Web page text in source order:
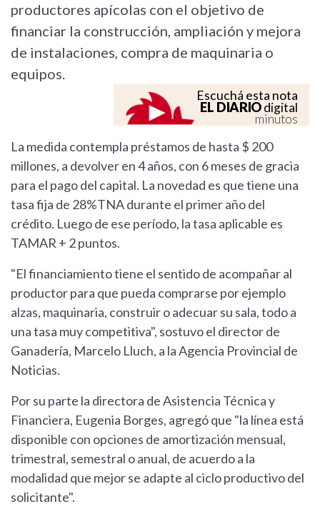
productores apícolas con el objetivo de
financiar la construcción, ampliación y mejora
de instalaciones, compra de maquinaria o
equipos.
Escuchá esta nota
EL DIARIOdigital
minutos
La medida contempla préstamos de hasta $ 200
millones, a devolver en 4 años, con 6 meses de gracia
para el pago del capital. La novedad es que tiene una
tasa fija de 28%TNA durante el primer año del
crédito. Luego de ese período, la tasa aplicable es
TAMAR + 2 puntos.
"El financiamiento tiene el sentido de acompañar al
productor para que pueda comprarse por ejemplo
alzas, maquinaria, construir o adecuar su sala, todo a
una tasa muy competitiva", sostuvo el director de
Ganadería, Marcelo Lluch, a la Agencia Provincial de
Noticias.
Por su parte la directora de Asistencia Técnica y
Financiera, Eugenia Borges, agregó que "la línea está
disponible con opciones de amortización mensual,
trimestral, semestral o anual, de acuerdo a la
modalidad que mejor se adapte al ciclo productivo del
solicitante".